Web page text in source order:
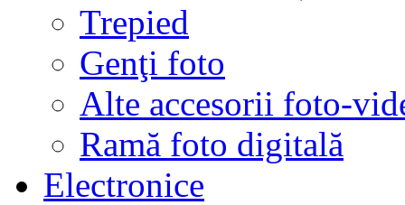
Trepied
Genţi foto
Alte accesorii foto-
Ramă foto digitală
Electronice